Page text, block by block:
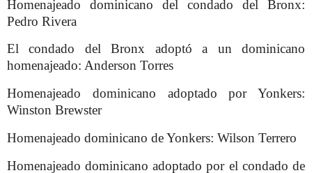
Homenajeado dominicano del condado del Bronx:
Pedro Rivera
El condado del Bronx adoptó a un dominicano
homenajeado: Anderson Torres
Homenajeado dominicano adoptado por Yonkers:
Winston Brewster
Homenajeado dominicano de Yonkers: Wilson Terrero
Homenajeado dominicano adoptado por el condado de